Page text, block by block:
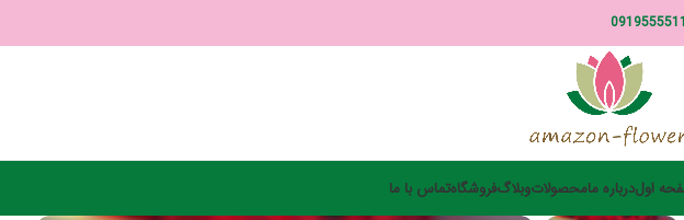
اولدرباره مامحصولاتوبلاگفروشگاهتماس با ما